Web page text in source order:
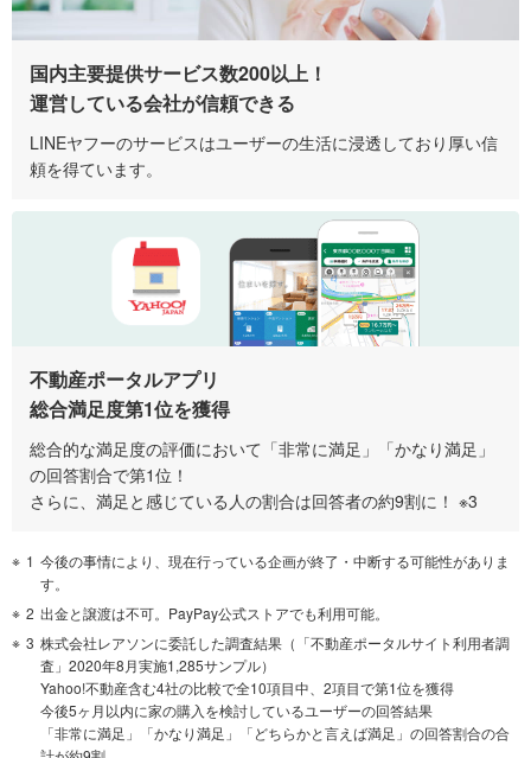
国内主要提供サービス数200以上！
運営している会社が信頼できる
LINEヤフーのサービスはユーザーの生活に浸透しており厚い信
頼を得ています。
不動産ポータルアプリ
総合満足度第1位を獲得
総合的な満足度の評価において「非常に満足」「かなり満足」
の回答割合で第1位！
さらに、満足と感じている人の割合は回答者の約9割に！ ※3
1 今後の事情により、現在行っている企画が終了・中断する可能性がありま
す。
2 出金と譲渡は不可。PayPay公式ストアでも利用可能。
3 株式会社レアソンに委託した調査結果（「不動産ポータルサイト利用者調
査」2020年8月実施1,285サンプル）
Yahoo!不動産含む4社の比較で全10項目中、2項目で第1位を獲得
今後5ヶ月以内に家の購入を検討しているユーザーの回答結果
「非常に満足」「かなり満足」「どちらかと言えば満足」の回答割合の合